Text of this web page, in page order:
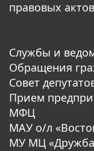
правовых актов
Службы и
Обращения
Совет
Прием
МФЦ
МАУ о/л
МУ МЦ